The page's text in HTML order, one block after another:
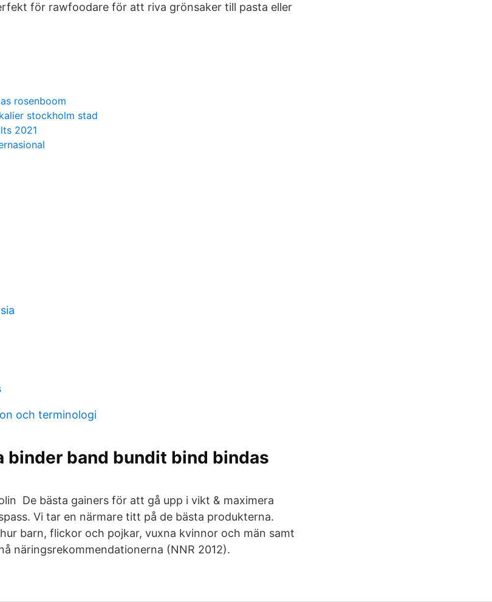
för rawfoodare för att riva grönsaker till pasta eller
rosenboom
stockholm stad
2021
och terminologi
binder band bundit bind bindas
De bästa gainers för att gå upp i vikt & maximera
Vi tar en närmare titt på de bästa produkterna.
barn, flickor och pojkar, vuxna kvinnor och män samt
näringsrekommendationerna (NNR 2012).